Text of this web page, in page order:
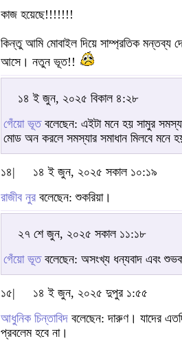
কাজ হয়েছে!!!!!!!
কিন্তু আমি মোবাইল দিয়ে সাম্প্রতিক মন্তব্য
আসে। নতুন ভূত!!
১৪ ই জুন, ২০২৫ বিকাল ৪:২৮
গেঁয়ো ভূতবলেছেন: এইটা মনে হয় সামুর
মোড অন করলে সমস্যার সমাধান মিলবে মনে
১৪|
১৪ ই জুন, ২০২৫ সকাল ১০:১৯
রাজীব নুর বলেছেন: শুকরিয়া।
২৭ শে জুন, ২০২৫ সকাল ১১:১৮
গেঁয়ো ভূতবলেছেন: অসংখ্য ধন্যবাদ এবং
১৫|
১৪ ই জুন, ২০২৫ দুপুর ১:৫৫
আধুনিক চিন্তাবিদ বলেছেন: দারুণ। যাদের
প্রবলেম হবে না।